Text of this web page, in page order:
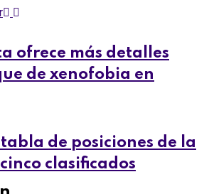
Whatsapp
email
ofrece más detalles
de xenofobia en
de posiciones de la
cinco clasificados